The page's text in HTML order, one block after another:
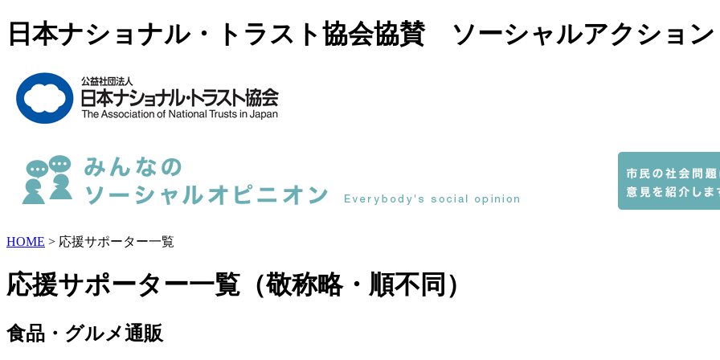
日本ナショナル・トラスト協会協賛 ソーシャルアクショ
HOME > 応援サポーター一覧
応援サポーター一覧（敬称略・順不同）
食品・グルメ通販